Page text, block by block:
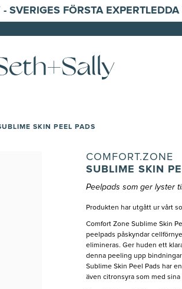
SVERIGES FÖRSTA EXPERTLEDDA
SKIN PEEL PADS
COMFORT.ZONE
SUBLIME SKIN
Peelpads som ger lyster
Produkten har utgått ur vårt
Comfort Zone Sublime Skin
peelpads påskyndar
elimineras. Ger huden ett
denna peeling upp
Sublime Skin Peel Pads har
även citronsyra som med